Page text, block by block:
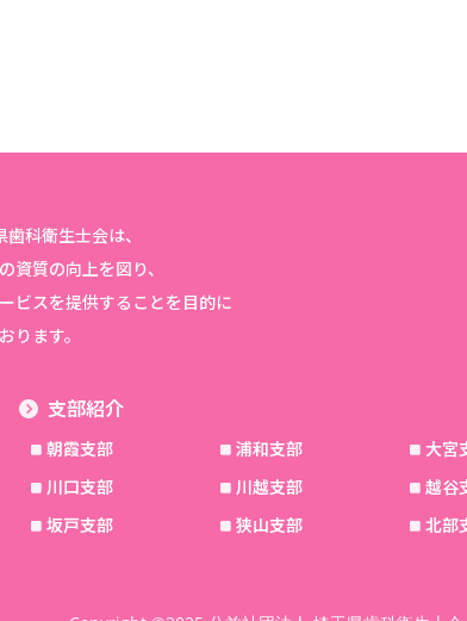
科衛生士会は、
資質の向上を図り、
ビスを提供することを目的に
ります。
支部紹介
朝霞支部 浦和支部
大宮
川口支部
川越支部
越谷
坂戸支部
狭山支部 北部